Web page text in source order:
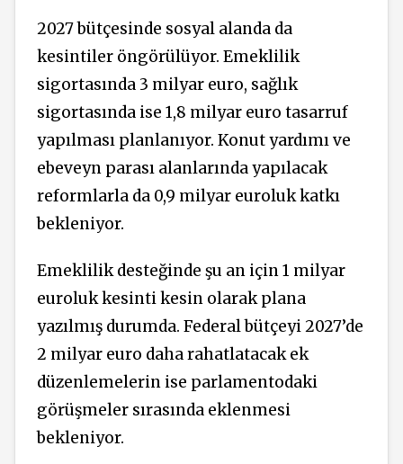
2027 bütçesinde sosyal alanda da
kesintiler öngörülüyor. Emeklilik
sigortasında 3 milyar euro, sağlık
sigortasında ise 1,8 milyar euro tasarruf
yapılması planlanıyor. Konut yardımı ve
ebeveyn parası alanlarında yapılacak
reformlarla da 0,9 milyar euroluk katkı
bekleniyor.
Emeklilik desteğinde şu an için 1 milyar
euroluk kesinti kesin olarak plana
yazılmış durumda. Federal bütçeyi 2027’de
2 milyar euro daha rahatlatacak ek
düzenlemelerin ise parlamentodaki
görüşmeler sırasında eklenmesi
bekleniyor.